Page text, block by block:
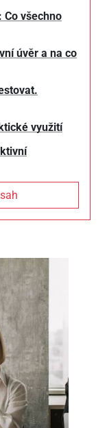
všechno
úvěr a na co
využití